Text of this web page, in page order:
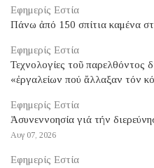
Εφημερίς Εστία
Πάνω ἀπό 150 σπίτια καμένα
Εφημερίς Εστία
Τεχνολογίες τοῦ παρελθόντος
«ἐργαλείων πού ἄλλαξαν τόν
Εφημερίς Εστία
Ἀσυνεννοησία γιά τήν
Αυγ 07, 2026
Εφημερίς Εστία